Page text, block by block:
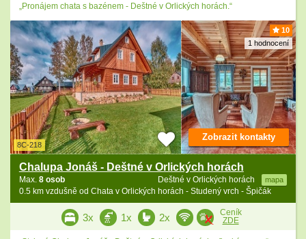
„Pronájem chata s bazénem - Deštné v Orlických horách.“
10
1 hodnocení
8C-218
Chalupa Jonáš - Deštné v Orlických horách
Deštné v Orlických horách mapa
Max. 8 osob
0.5 km vzdušně od Chata v Orlických horách - Studený vrch - Špičák
Zobrazit kontakty
3x 1x 2x
Ceník
ZDE